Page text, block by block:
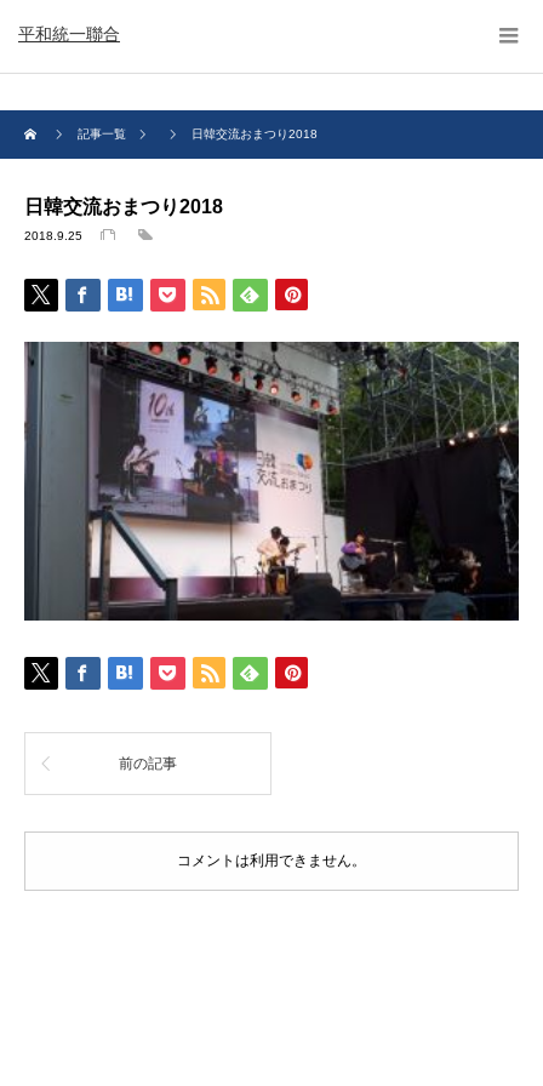
平和統一聯合
記事一覧 日韓交流おまつり2018
日韓交流おまつり2018
2018.9.25
前の記事
コメントは利用できません。